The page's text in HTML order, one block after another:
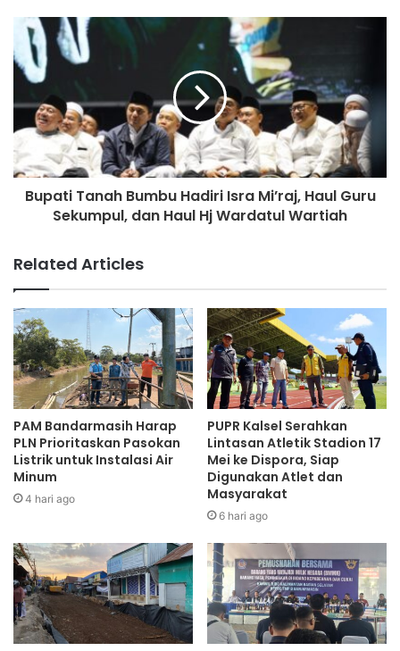
Bupati Tanah Bumbu Hadiri Isra Mi’raj, Haul Guru
Sekumpul, dan Haul Hj Wardatul Wartiah
Related Articles
PAM Bandarmasih Harap
PLN Prioritaskan Pasokan
Listrik untuk Instalasi Air
Minum
4 hari ago
PUPR Kalsel Serahkan
Lintasan Atletik Stadion 17
Mei ke Dispora, Siap
Digunakan Atlet dan
Masyarakat
6 hari ago